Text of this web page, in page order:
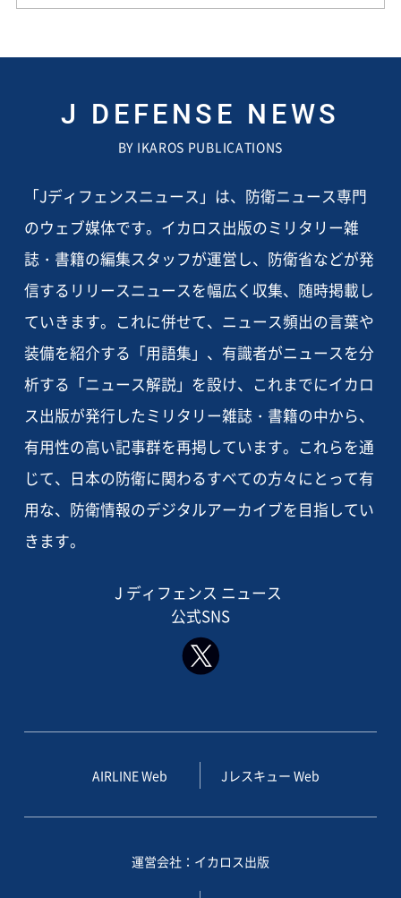
J DEFENSE NEWS
BY IKAROS PUBLICATIONS
「Jディフェンスニュース」は、防衛ニュース専門
のウェブ媒体です。イカロス出版のミリタリー雑
誌・書籍の編集スタッフが運営し、防衛省などが発
信するリリースニュースを幅広く収集、随時掲載し
ていきます。これに併せて、ニュース頻出の言葉や
装備を紹介する「用語集」、有識者がニュースを分
析する「ニュース解説」を設け、これまでにイカロ
ス出版が発行したミリタリー雑誌・書籍の中から、
有用性の高い記事群を再掲しています。これらを通
じて、日本の防衛に関わるすべての方々にとって有
用な、防衛情報のデジタルアーカイブを目指してい
きます。
J ディフェンス ニュース
公式SNS
AIRLINE Web Jレスキュー Web
運営会社：イカロス出版